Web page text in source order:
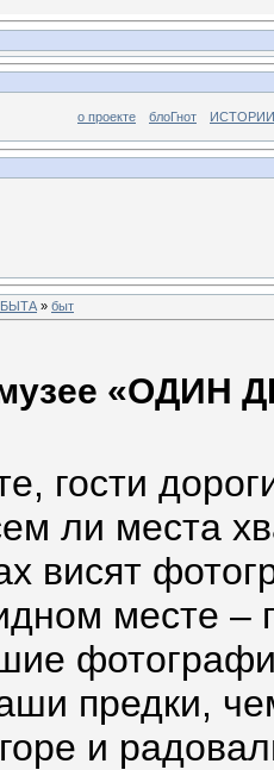
о проекте блоГнот
» быт
музее
гости
ли места
висят
месте –
предки,
и